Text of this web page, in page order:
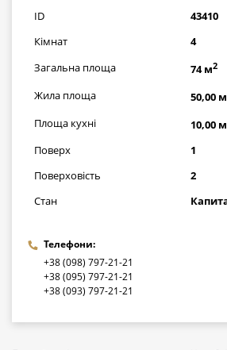
ID
43410
Кімнат
4
Загальна площа
74 м2
Жила площа 50,00 м
Площа кухні 10,00 м
Поверх
1
Поверховість
2
Стан
Телефони:
+38 (098) 797-21-21
+38 (095) 797-21-21
+38 (093) 797-21-21